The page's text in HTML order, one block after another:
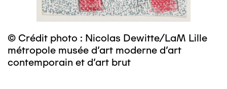
© Crédit photo : Nicolas Dewitte/LaM Lille
métropole musée d’art moderne d’art
contemporain et d’art brut